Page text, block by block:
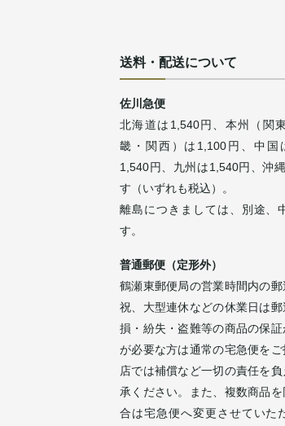
送料・配送について
佐川急便
北海道は1,540円、本州（関
畿・関西）は1,100円、中国
1,540円、九州は1,540円、沖
す（いずれも税込）。
離島につきましては、別途、
す。
普通郵便（定形外）
鶴瀬東郵便局の営業時間内の
祝、大型連休などの休業日は
損・紛失・盗難等の商品の保
が必要な方は通常の宅急便を
店では補償など一切の責任を
承ください。また、複数商品
合は宅急便へ変更させていた